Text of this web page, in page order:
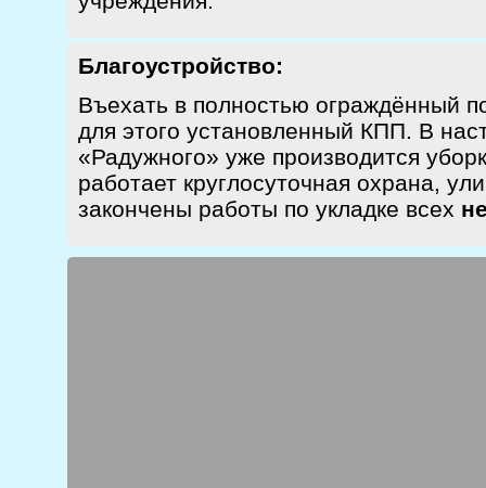
Благоустройство:
Въехать в полностью ограждённый
для этого установленный КПП. В
«Радужного» уже производится
работает круглосуточная охрана,
закончены работы по укладке всех